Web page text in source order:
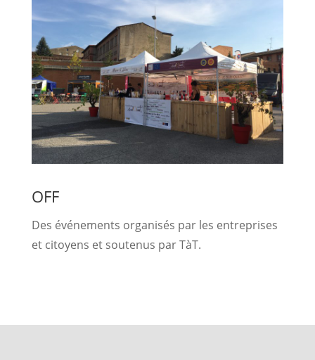
OFF
Des événements organisés par les entreprises
et citoyens et soutenus par TàT.